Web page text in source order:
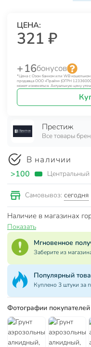
ЦЕНА:
321 ₽
+ 16бонусов
*Цена с Озон банком или WB
продавца ООО «Прайм» (ОГРН
может изменяться. Актуальную цену
Престиж
Все товары
В наличии
>100 Центральный
Самовывоз: сегодня
Наличие в магазинах
Показать
Мгновенное
Заберите из
Популярный
Куплено 3 штуки за
Фотографии покупателей